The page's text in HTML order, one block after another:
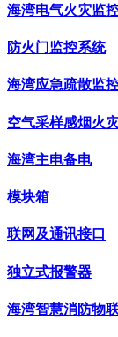
海湾电气火灾监
防火门监控系统
海湾应急疏散监
空气采样感烟火
海湾主电备电
模块箱
联网及通讯接口
独立式报警器
海湾智慧消防物